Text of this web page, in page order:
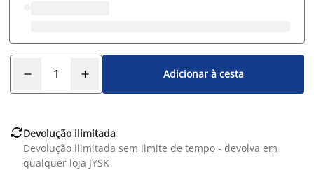
Adicionar à cesta
Devolução ilimitada
Devolução ilimitada sem limite de tempo - devolva em
qualquer loja JYSK